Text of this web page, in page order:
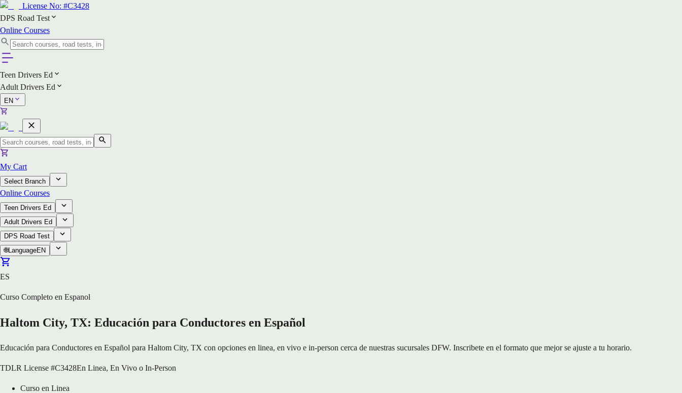
License No: #C3428
DPS Road Test
Online Courses
Teen Drivers Ed
Adult Drivers Ed
EN
My Cart
Select Branch
Online Courses
Teen Drivers Ed
Adult Drivers Ed
DPS Road Test
🌐LanguageEN
ES
Curso Completo en Espanol
Haltom City, TX: Educación para Conductores en Español
Educación para Conductores en Español para Haltom City, TX con opciones en linea, en vivo e in-person cerca de nuestras sucursales DFW. Inscribete en el formato que mejor se ajuste a tu horario.
TDLR License #C3428En Linea, En Vivo o In-Person
Curso en Linea